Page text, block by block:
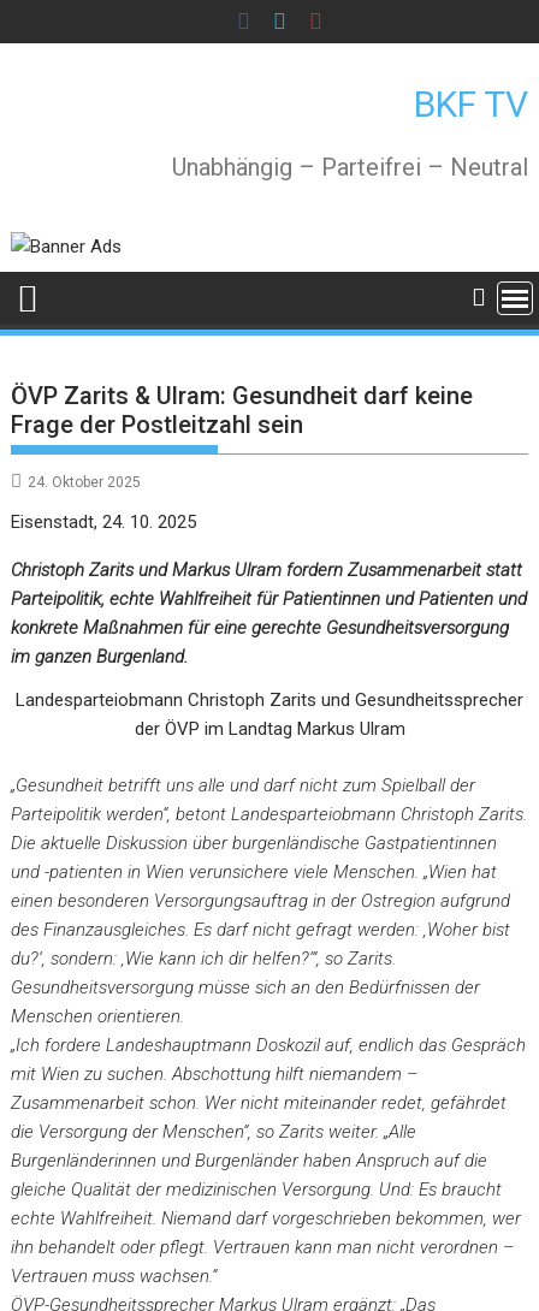
to
BKF TV
Unabhängig – Parteifrei – Neutral
ÖVP Zarits & Ulram: Gesundheit darf keine
Frage der Postleitzahl sein
24. Oktober 2025
Eisenstadt, 24. 10. 2025
Christoph Zarits und Markus Ulram fordern Zusammenarbeit statt
Parteipolitik, echte Wahlfreiheit für Patientinnen und Patienten und
konkrete Maßnahmen für eine gerechte Gesundheitsversorgung
im ganzen Burgenland.
Landesparteiobmann Christoph Zarits und Gesundheitssprecher
der ÖVP im Landtag Markus Ulram
„Gesundheit betrifft uns alle und darf nicht zum Spielball der
Parteipolitik werden“, betont Landesparteiobmann Christoph Zarits.
Die aktuelle Diskussion über burgenländische Gastpatientinnen
und -patienten in Wien verunsichere viele Menschen. „Wien hat
einen besonderen Versorgungsauftrag in der Ostregion aufgrund
des Finanzausgleiches. Es darf nicht gefragt werden: ‚Woher bist
du?‘, sondern: ‚Wie kann ich dir helfen?‘“, so Zarits.
Gesundheitsversorgung müsse sich an den Bedürfnissen der
Menschen orientieren.
„Ich fordere Landeshauptmann Doskozil auf, endlich das Gespräch
mit Wien zu suchen. Abschottung hilft niemandem –
Zusammenarbeit schon. Wer nicht miteinander redet, gefährdet
die Versorgung der Menschen“, so Zarits weiter. „Alle
Burgenländerinnen und Burgenländer haben Anspruch auf die
gleiche Qualität der medizinischen Versorgung. Und: Es braucht
echte Wahlfreiheit. Niemand darf vorgeschrieben bekommen, wer
ihn behandelt oder pflegt. Vertrauen kann man nicht verordnen –
Vertrauen muss wachsen.“
ÖVP-Gesundheitssprecher Markus Ulram ergänzt: „Das